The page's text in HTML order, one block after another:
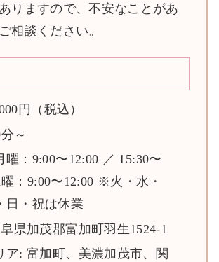
りますので、不安なことがあ
相談ください。
円（税込）
～
曜：9:00〜12:00 ／ 15:30〜
：9:00〜12:00 ※火・水・
日・祝は休業
県加茂郡富加町羽生1524-1
ア: 富加町、美濃加茂市、関